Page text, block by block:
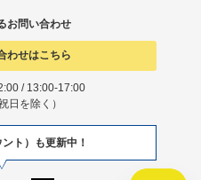
お問い合わせ
わせはこちら
/ 13:00-17:00
日を除く）
ト）も更新中！